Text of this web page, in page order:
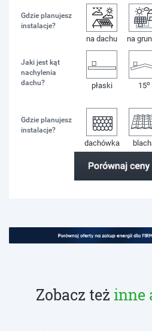
Gdzie planujesz
instalacje?
na dachu na
Jaki jest kąt
nachylenia
dachu?
płaski 15o
Gdzie planujesz
instalacje?
dachówka
Zobacz też inne